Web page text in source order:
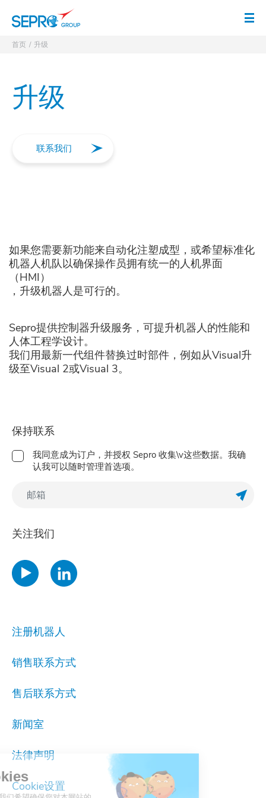
打
首页 升级
升级
联系我们
如果您需要新功能来自动化注塑成型，或希望标准化
机器人机队以确保操作员拥有统一的人机界面
（HMI）
，升级机器人是可行的。
Sepro提供控制器升级服务，可提升机器人的性能和
人体工程学设计。
我们用最新一代组件替换过时部件，例如从Visual升
级至Visual 2或Visual 3。
保持联系
我同意成为订户，并授权 Sepro 收集\v这些数据。我确
认我可以随时管理首选项。
关注我们
注册机器人
销售联系方式
售后联系方式
新闻室
法律声明
Cookie设置